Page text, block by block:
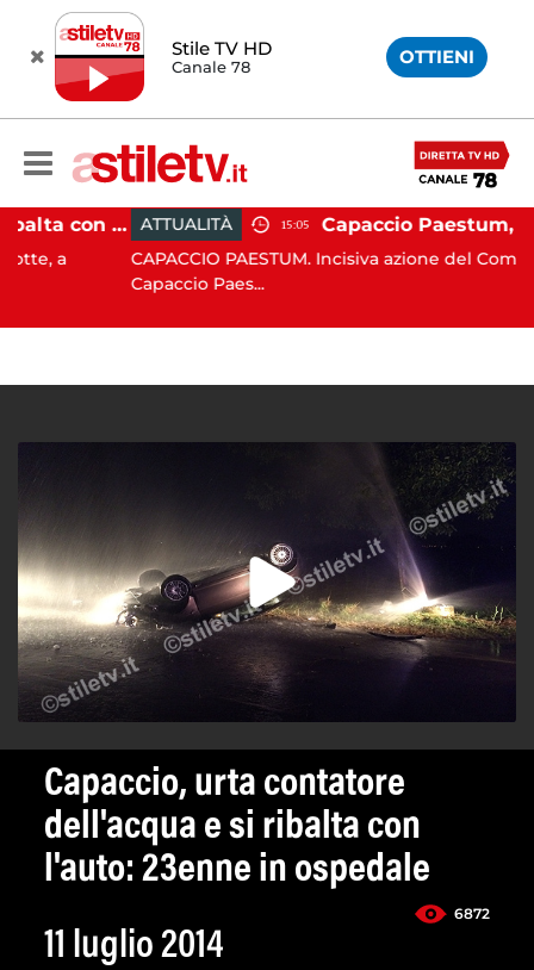
Stile TV HD
Canale 78 OTTIENI
Pontecagnano, si ribalta con l'auto alla rotatoria: giovane ferito ATTUALITÀ 15:05
CAPACCIO PAESTUM. Incisiva azione del Comune di
Capaccio Paes...
Capaccio, urta contatore
dell'acqua e si ribalta con
l'auto: 23enne in ospedale
6872
11 luglio 2014